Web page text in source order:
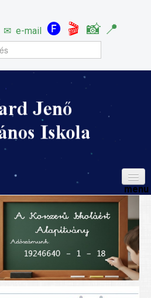
✉ e-mail 🅕 🎬 📸 📍